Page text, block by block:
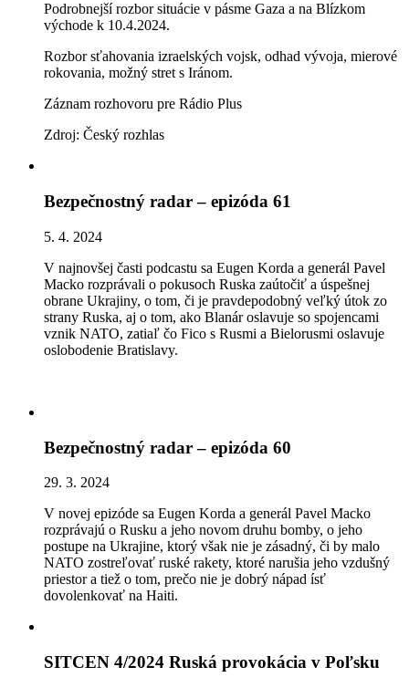
Podrobnejší rozbor situácie v pásme Gaza a na Blízkom
východe k 10.4.2024.
Rozbor sťahovania izraelských vojsk, odhad vývoja, mierové
rokovania, možný stret s Iránom.
Záznam rozhovoru pre Rádio Plus
Zdroj: Český rozhlas
Bezpečnostný radar – epizóda 61
5. 4. 2024
V najnovšej časti podcastu sa Eugen Korda a generál Pavel
Macko rozprávali o pokusoch Ruska zaútočiť a úspešnej
obrane Ukrajiny, o tom, či je pravdepodobný veľký útok zo
strany Ruska, aj o tom, ako Blanár oslavuje so spojencami
vznik NATO, zatiaľ čo Fico s Rusmi a Bielorusmi oslavuje
oslobodenie Bratislavy.
Bezpečnostný radar – epizóda 60
29. 3. 2024
V novej epizóde sa Eugen Korda a generál Pavel Macko
rozprávajú o Rusku a jeho novom druhu bomby, o jeho
postupe na Ukrajine, ktorý však nie je zásadný, či by malo
NATO zostreľovať ruské rakety, ktoré narušia jeho vzdušný
priestor a tiež o tom, prečo nie je dobrý nápad ísť
dovolenkovať na Haiti.
SITCEN 4/2024 Ruská provokácia v Poľsku